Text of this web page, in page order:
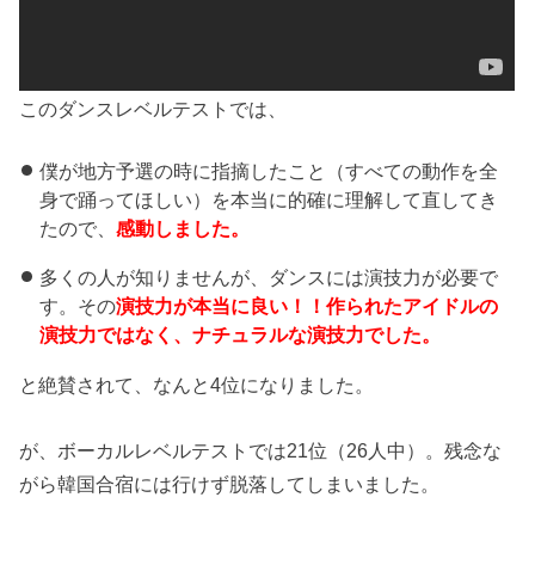
このダンスレベルテストでは、
僕が地方予選の時に指摘したこと（すべての動作を全
身で踊ってほしい）を本当に的確に理解して直してき
たので、 感動しました。
多くの人が知りませんが、ダンスには演技力が必要で
す。その演技力が本当に良い！！作られたアイドルの
演技力ではなく、ナチュラルな演技力でした。
と絶賛されて、なんと4位になりました。
が、ボーカルレベルテストでは21位（26人中）。残念な
がら韓国合宿には行けず脱落してしまいました。